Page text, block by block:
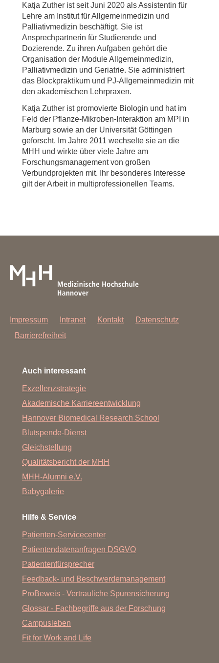
Katja Zuther ist seit Juni 2020 als Assistentin für
Lehre am Institut für Allgemeinmedizin und
Palliativmedizin beschäftigt. Sie ist
Ansprechpartnerin für Studierende und
Dozierende. Zu ihren Aufgaben gehört die
Organisation der Module Allgemeinmedizin,
Palliativmedizin und Geriatrie. Sie administriert
das Blockpraktikum und PJ-Allgemeinmedizin mit
den akademischen Lehrpraxen.
Katja Zuther ist promovierte Biologin und hat im
Feld der Pflanze-Mikroben-Interaktion am MPI in
Marburg sowie an der Universität Göttingen
geforscht. Im Jahre 2011 wechselte sie an die
MHH und wirkte über viele Jahre am
Forschungsmanagement von großen
Verbundprojekten mit. Ihr besonderes Interesse
gilt der Arbeit in multiprofessionellen Teams.
Impressum Intranet Kontakt
Datenschutz
Barrierefreiheit
Auch interessant
Exzellenzstrategie
Akademische Karriereentwicklung
Hannover Biomedical Research School
Blutspende-Dienst
Gleichstellung
Qualitätsbericht der MHH
MHH-Alumni e.V.
Babygalerie
Hilfe & Service
Patienten-Servicecenter
Patientendatenanfragen DSGVO
Patientenfürsprecher
Feedback- und Beschwerdemanagement
ProBeweis - Vertrauliche Spurensicherung
Glossar - Fachbegriffe aus der Forschung
Campusleben
Fit for Work and Life